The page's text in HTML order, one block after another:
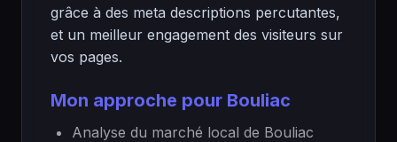
grâce à des meta descriptions percutantes,
et un meilleur engagement des visiteurs sur
vos pages.
Mon approche pour Bouliac
Analyse du marché local de Bouliac